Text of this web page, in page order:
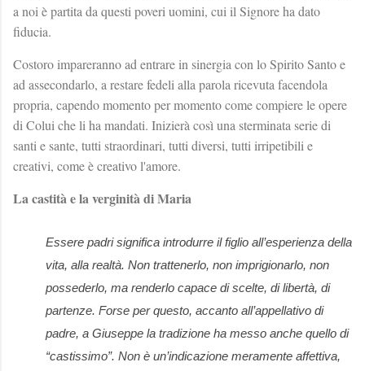
a noi è partita da questi poveri uomini, cui il Signore ha dato
fiducia.
Costoro impareranno ad entrare in sinergia con lo Spirito Santo e
ad assecondarlo, a restare fedeli alla parola ricevuta facendola
propria, capendo momento per momento come compiere le opere
di Colui che li ha mandati. Inizierà così una sterminata serie di
santi e sante, tutti straordinari, tutti diversi, tutti irripetibili e
creativi, come è creativo l'amore.
La castità e la verginità di Maria
Essere padri significa introdurre il figlio all’esperienza della
vita, alla realtà. Non trattenerlo, non imprigionarlo, non
possederlo, ma renderlo capace di scelte, di libertà, di
partenze. Forse per questo, accanto all’appellativo di
padre, a Giuseppe la tradizione ha messo anche quello di
“castissimo”. Non è un’indicazione meramente affettiva,